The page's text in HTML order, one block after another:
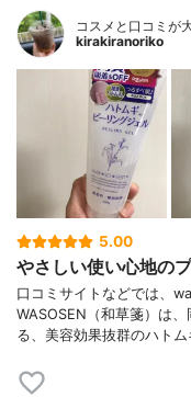
コスメと口コミが
kirakiranoriko
5.00
やさしい使い心地の
口コミサイトなどでは、
WASOSEN（和草箋）は
る、美容効果抜群のハト